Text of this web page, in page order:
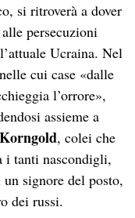
si ritroverà a dover
persecuzioni
Ucraina. Nel
cui case «dalle
l’orrore»,
assieme a
, colei che
i tanti nascondigli,
signore del posto,
dei russi.